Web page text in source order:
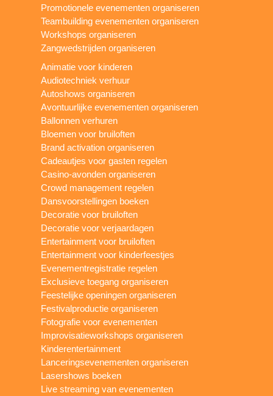
Promotionele evenementen organiseren
Teambuilding evenementen organiseren
Workshops organiseren
Zangwedstrijden organiseren
Animatie voor kinderen
Audiotechniek verhuur
Autoshows organiseren
Avontuurlijke evenementen organiseren
Ballonnen verhuren
Bloemen voor bruiloften
Brand activation organiseren
Cadeautjes voor gasten regelen
Casino-avonden organiseren
Crowd management regelen
Dansvoorstellingen boeken
Decoratie voor bruiloften
Decoratie voor verjaardagen
Entertainment voor bruiloften
Entertainment voor kinderfeestjes
Evenementregistratie regelen
Exclusieve toegang organiseren
Feestelijke openingen organiseren
Festivalproductie organiseren
Fotografie voor evenementen
Improvisatieworkshops organiseren
Kinderentertainment
Lanceringsevenementen organiseren
Lasershows boeken
Live streaming van evenementen